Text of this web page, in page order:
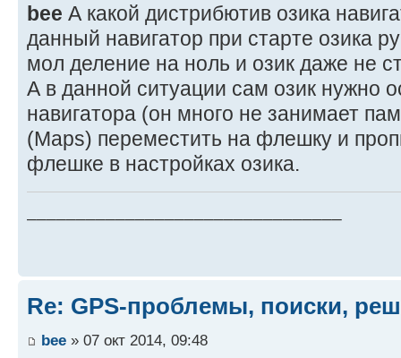
bee А какой дистрибютив озика
данный навигатор при старте озика
мол деление на ноль и озик даже не
А в данной ситуации сам озик нужно
навигатора (он много не занимает
(Maps) переместить на флешку и
флешке в настройках озика.
Re: GPS-проблемы, поиски,
bee » 07 окт 2014, 09:48